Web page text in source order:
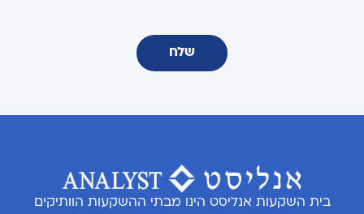
שלח
בית השקעות אנליסט הינו מבתי ההשקעות הוותיקים